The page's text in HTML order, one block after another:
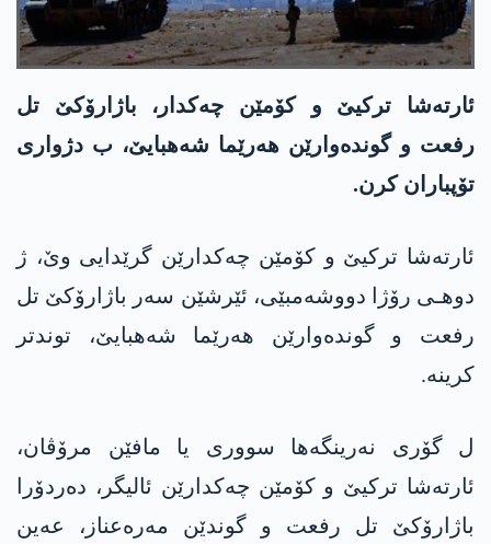
ئارته‌شا ترکیێ و کۆمێن چەکدار، باژارۆکێ تل
رفعت و گوندەوارێن ھەرێما شەھبایێ، ب دژواری
تۆپباران کرن.
ئارته‌شا ترکیێ و کۆمێن چەکدارێن گرێدایی وێ، ژ
دوهـی رۆژا دووشه‌مبێی، ئێرشێن سەر باژارۆکێ تل
رفعت و گوندەوارێن ھەرێما شەھبایێ، توندتر
کرینە.
ل گۆری نه‌رینگه‌ها سووری یا مافێن مرۆڤان،
ئارته‌شا ترکیێ و کۆمێن چەکدارێن ئالیگر، دەردۆرا
باژارۆکێ تل رفعت و گوندێن مەرەعناز، عەین